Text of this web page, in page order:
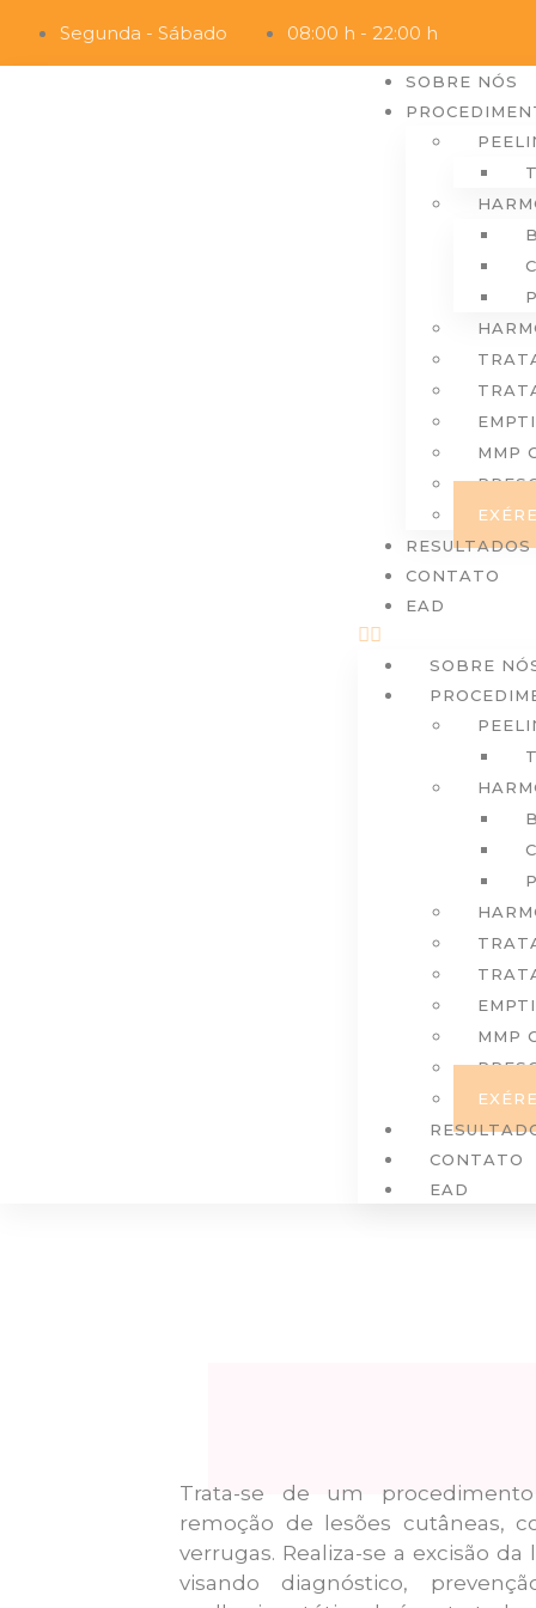
Segunda - Sábado 08:00 h - 22:00 h
SOBRE NÓS
MMP
RESULTADOS
CONTATO
EAD
SOBRE
MMP
CONTATO
EAD
Trata-se de um
remoção de lesões cutâneas,
verrugas. Realiza-se a excisão
visando diagnóstico,